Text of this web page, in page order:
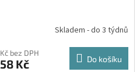
Skladem - do 3 týdnů
bez DPH
Kč Do košíku